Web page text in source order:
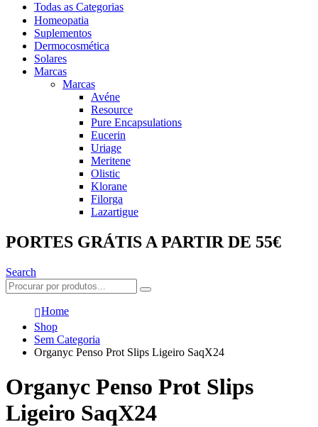
Todas as Categorias
Homeopatia
Suplementos
Dermocosmética
Solares
Marcas
Marcas
Avéne
Resource
Pure Encapsulations
Eucerin
Uriage
Meritene
Olistic
Klorane
Filorga
Lazartigue
PORTES GRÁTIS A PARTIR DE 55€
Search
Home
Shop
Sem Categoria
Organyc Penso Prot Slips Ligeiro SaqX24
Organyc Penso Prot Slips
Ligeiro SaqX24